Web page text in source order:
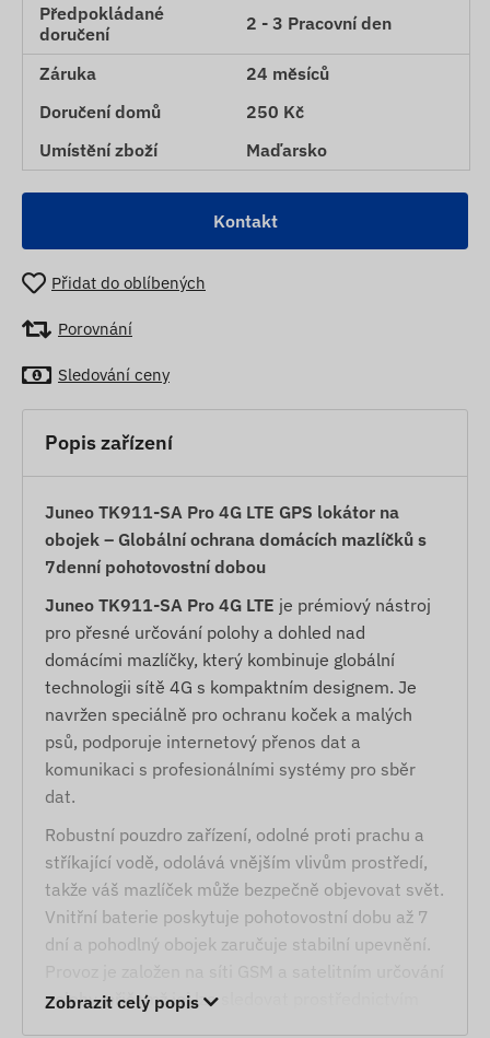
Předpokládané
doručení
2 - 3 Pracovní den
Záruka
24 měsíců
Doručení domů
250 Kč
Umístění zboží
Maďarsko
Kontakt
Přidat do oblíbených
Porovnání
Sledování ceny
Popis zařízení
Juneo TK911-SA Pro 4G LTE GPS lokátor na
obojek – Globální ochrana domácích mazlíčků s
7denní pohotovostní dobou
Juneo TK911-SA Pro 4G LTE je prémiový nástroj
pro přesné určování polohy a dohled nad
domácími mazlíčky, který kombinuje globální
technologii sítě 4G s kompaktním designem. Je
navržen speciálně pro ochranu koček a malých
psů, podporuje internetový přenos dat a
komunikaci s profesionálními systémy pro sběr
dat.
Robustní pouzdro zařízení, odolné proti prachu a
stříkající vodě, odolává vnějším vlivům prostředí,
takže váš mazlíček může bezpečně objevovat svět.
Vnitřní baterie poskytuje pohotovostní dobu až 7
dní a pohodlný obojek zaručuje stabilní upevnění.
polohy, přičemž jej lze sledovat prostřednictvím
Zobrazit celý popis